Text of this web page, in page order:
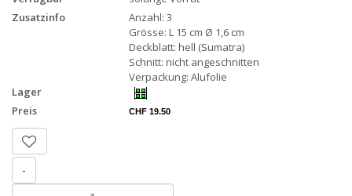
Zusatzinfo
Anzahl: 3
Grösse: L 15 cm Ø 1,6 cm
Deckblatt: hell (Sumatra)
Schnitt: nicht angeschnitten
Verpackung: Alufolie
Lager
Preis
CHF 19.50
-